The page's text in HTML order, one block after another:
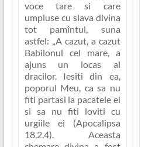
voce tare si care
umpluse cu slava divina
tot pamîntul, suna
astfel: „A cazut, a cazut
Babilonul cel mare, a
ajuns un locas al
dracilor. Iesiti din ea,
poporul Meu, ca sa nu
fiti partasi la pacatele ei
si sa nu fiti loviti cu
urgiile ei (Apocalipsa
18,2.4). Aceasta